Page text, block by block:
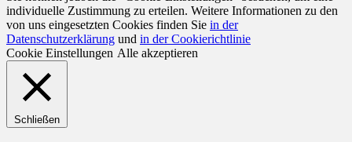
individuelle Zustimmung zu erteilen. Weitere Informationen zu den
von uns eingesetzten Cookies finden Sie in der
Datenschutzerklärung und in der Cookierichtlinie
Cookie Einstellungen Alle akzeptieren
Schließen